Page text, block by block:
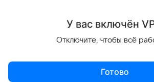
У вас включён V
Отключите, чтобы всё
Готово